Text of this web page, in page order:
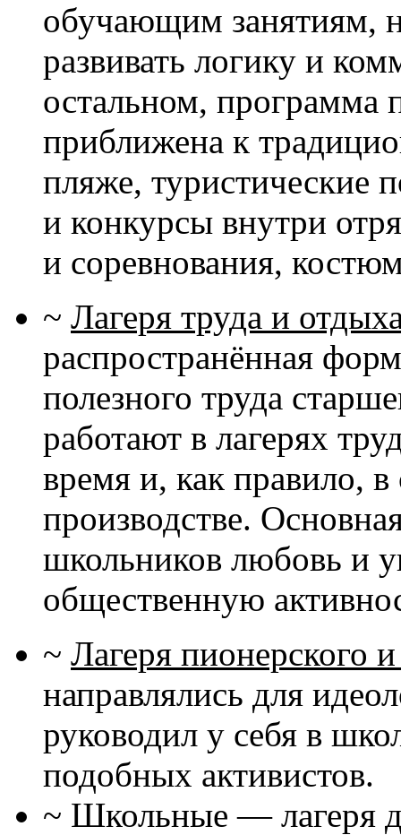
обучающим занятиям,
развивать логику и
остальном, программа
приближена к
пляже, туристические
и конкурсы внутри
и соревнования,
~ Лагеря труда и
распространённая
полезного труда
работают в лагерях
время и, как правило, в
производстве.
школьников любовь и
общественную
~ Лагеря пионерского
направлялись для
руководил у себя в
подобных активистов.
~ Школьные — лагеря